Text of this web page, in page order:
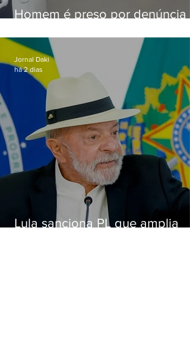
Homem é preso por denúncia
Alcântara
Lula sanciona PL que amplia
Jornal Daki
há 2 dias